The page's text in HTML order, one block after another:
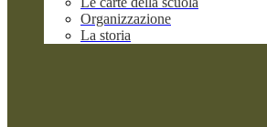
Organizzazione
La storia